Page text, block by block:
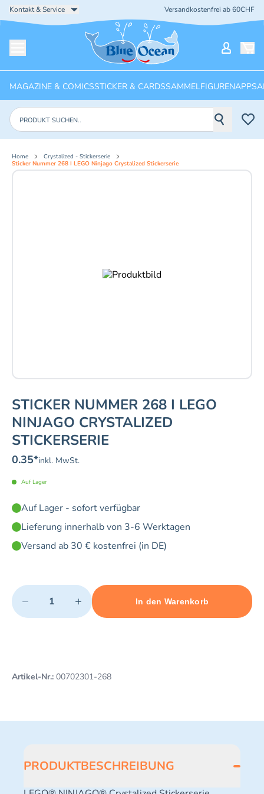
Kontakt & Service Versandkostenfrei ab 60CHF
Startseite
MAGAZINE & COMICSSTICKER & CARDSSAMMELFIGURENAPPS
Produkte suchen
Home
Crystalized - Stickerserie
Sticker Nummer 268 I LEGO Ninjago Crystalized Stickerserie
STICKER NUMMER 268 I LEGO
NINJAGO CRYSTALIZED
STICKERSERIE
0.35*inkl. MwSt.
Auf Lager
Auf Lager - sofort verfügbar
Lieferung innerhalb von 3-6 Werktagen
Versand ab 30 € kostenfrei (in DE)
Quantity
− +
Minimum quantity: 1 Maximum quantity: 3
In den Warenkorb
Add 1 item to cart
Artikel-Nr.: 00702301-268
PRODUKTBESCHREIBUNG